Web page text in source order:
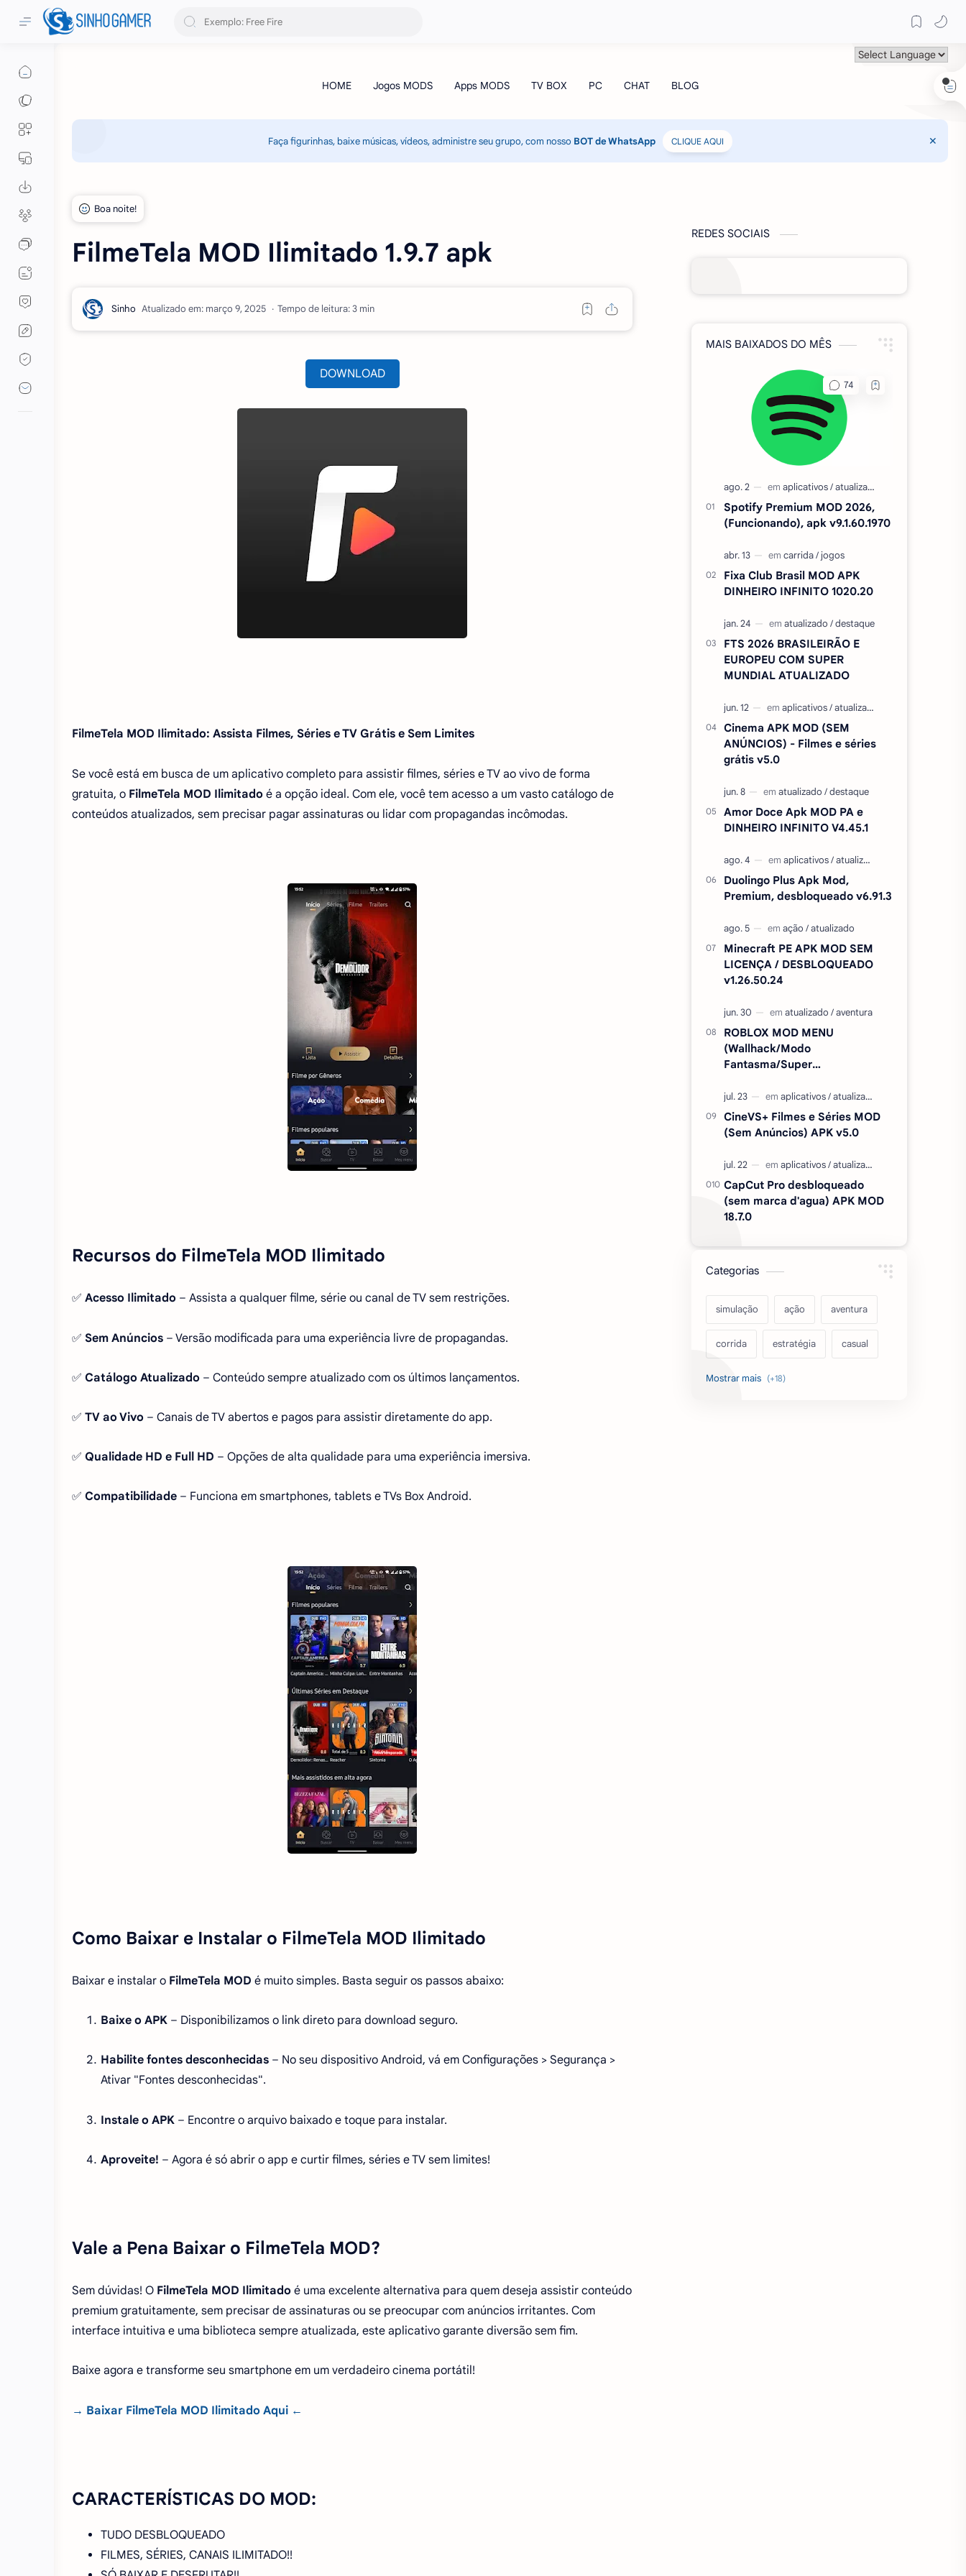
Faça figurinhas, baixe músicas, vídeos, administre seu grupo, com nosso BOT de WhatsApp CLIQUE AQUI
FilmeTela MOD Ilimitado 1.9.7 apk
Atualizado em: Tempo de leitura: 3 min
DOWNLOAD
FilmeTela MOD Ilimitado: Assista Filmes, Séries e TV Grátis e Sem Limites
Se você está em busca de um aplicativo completo para assistir filmes, séries e TV ao vivo de forma
gratuita, o FilmeTela MOD Ilimitado é a opção ideal. Com ele, você tem acesso a um vasto catálogo de
conteúdos atualizados, sem precisar pagar assinaturas ou lidar com propagandas incômodas.
Recursos do FilmeTela MOD Ilimitado
✅ Acesso Ilimitado – Assista a qualquer filme, série ou canal de TV sem restrições.
✅ Sem Anúncios – Versão modificada para uma experiência livre de propagandas.
✅ Catálogo Atualizado – Conteúdo sempre atualizado com os últimos lançamentos.
✅ TV ao Vivo – Canais de TV abertos e pagos para assistir diretamente do app.
✅ Qualidade HD e Full HD – Opções de alta qualidade para uma experiência imersiva.
✅ Compatibilidade – Funciona em smartphones, tablets e TVs Box Android.
Como Baixar e Instalar o FilmeTela MOD Ilimitado
Baixar e instalar o FilmeTela MOD é muito simples. Basta seguir os passos abaixo:
Baixe o APK – Disponibilizamos o link direto para download seguro.
Habilite fontes desconhecidas – No seu dispositivo Android, vá em Configurações > Segurança >
Ativar "Fontes desconhecidas".
Instale o APK – Encontre o arquivo baixado e toque para instalar.
Aproveite! – Agora é só abrir o app e curtir filmes, séries e TV sem limites!
Vale a Pena Baixar o FilmeTela MOD?
Sem dúvidas! O FilmeTela MOD Ilimitado é uma excelente alternativa para quem deseja assistir conteúdo
premium gratuitamente, sem precisar de assinaturas ou se preocupar com anúncios irritantes. Com
interface intuitiva e uma biblioteca sempre atualizada, este aplicativo garante diversão sem fim.
Baixe agora e transforme seu smartphone em um verdadeiro cinema portátil!
→ Baixar FilmeTela MOD Ilimitado Aqui ←
CARACTERÍSTICAS DO MOD:
TUDO DESBLOQUEADO
FILMES, SÉRIES, CANAIS ILIMITADO!!
REDES SOCIAIS
MAIS BAIXADOS DO MÊS
Spotify Premium MOD 2026,
(Funcionando), apk v9.1.60.1970
Fixa Club Brasil MOD APK
DINHEIRO INFINITO 1020.20
FTS 2026 BRASILEIRÃO E
EUROPEU COM SUPER
MUNDIAL ATUALIZADO
Cinema APK MOD (SEM
ANÚNCIOS) - Filmes e séries
grátis v5.0
Amor Doce Apk MOD PA e
DINHEIRO INFINITO V4.45.1
Duolingo Plus Apk Mod,
Premium, desbloqueado v6.91.3
Minecraft PE APK MOD SEM
LICENÇA / DESBLOQUEADO
v1.26.50.24
ROBLOX MOD MENU
(Wallhack/Modo
Fantasma/Super
CineVS+ Filmes e Séries MOD
(Sem Anúncios) APK v5.0
CapCut Pro desbloqueado
(sem marca d'agua) APK MOD
18.7.0
Categorias
simulação ação aventura
corrida estratégia casual
acarde esportes